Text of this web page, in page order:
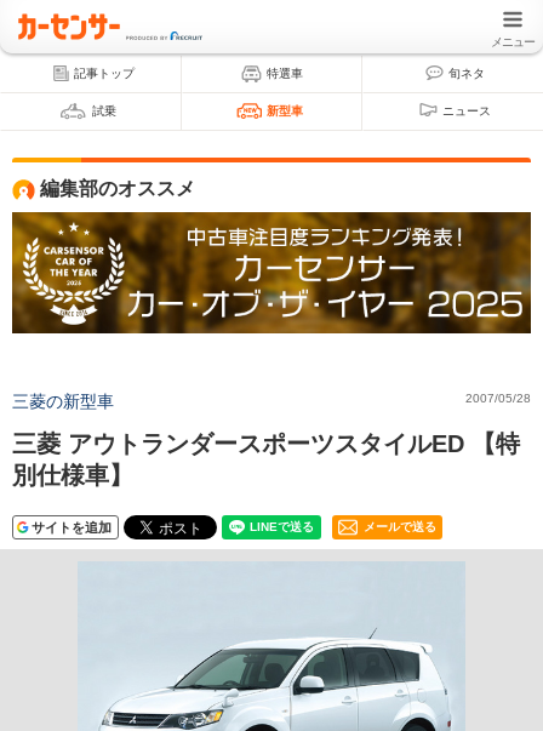
メニュー
記事トップ 特選車 旬ネタ
試乗 新型車 ニュース
編集部のオススメ
三菱の新型車 2007/05/28
三菱 アウトランダースポーツスタイルED 【特
別仕様車】
サイトを追加 メールで送る